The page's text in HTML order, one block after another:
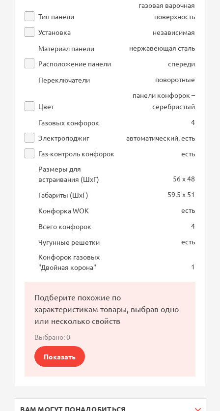
Тип панели
газовая варочная
поверхность
Установка
независимая
Материал панели
нержавеющая сталь
Расположение панели
спереди
Переключатели
поворотные
Цвет
панели конфорок –
серебристый
Газовых конфорок
4
Электроподжиг
автоматический, есть
Газ-контроль конфорок
есть
Размеры для
встраивания (ШхГ)
56 x 48
Габариты (ШхГ)
59.5 x 51
Конфорка WOK
есть
Всего конфорок
4
Чугунные решетки
есть
Конфорок газовых
"Двойная корона"
1
Подберите похожие по
характеристикам товары, выбрав одно
или несколько свойств
Выбрано:0
Показать
ВАМ МОГУТ ПОНАДОБИТЬСЯ